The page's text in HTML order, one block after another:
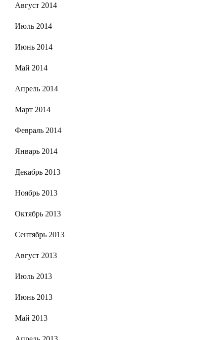
Август 2014
Июль 2014
Июнь 2014
Май 2014
Апрель 2014
Март 2014
Февраль 2014
Январь 2014
Декабрь 2013
Ноябрь 2013
Октябрь 2013
Сентябрь 2013
Август 2013
Июль 2013
Июнь 2013
Май 2013